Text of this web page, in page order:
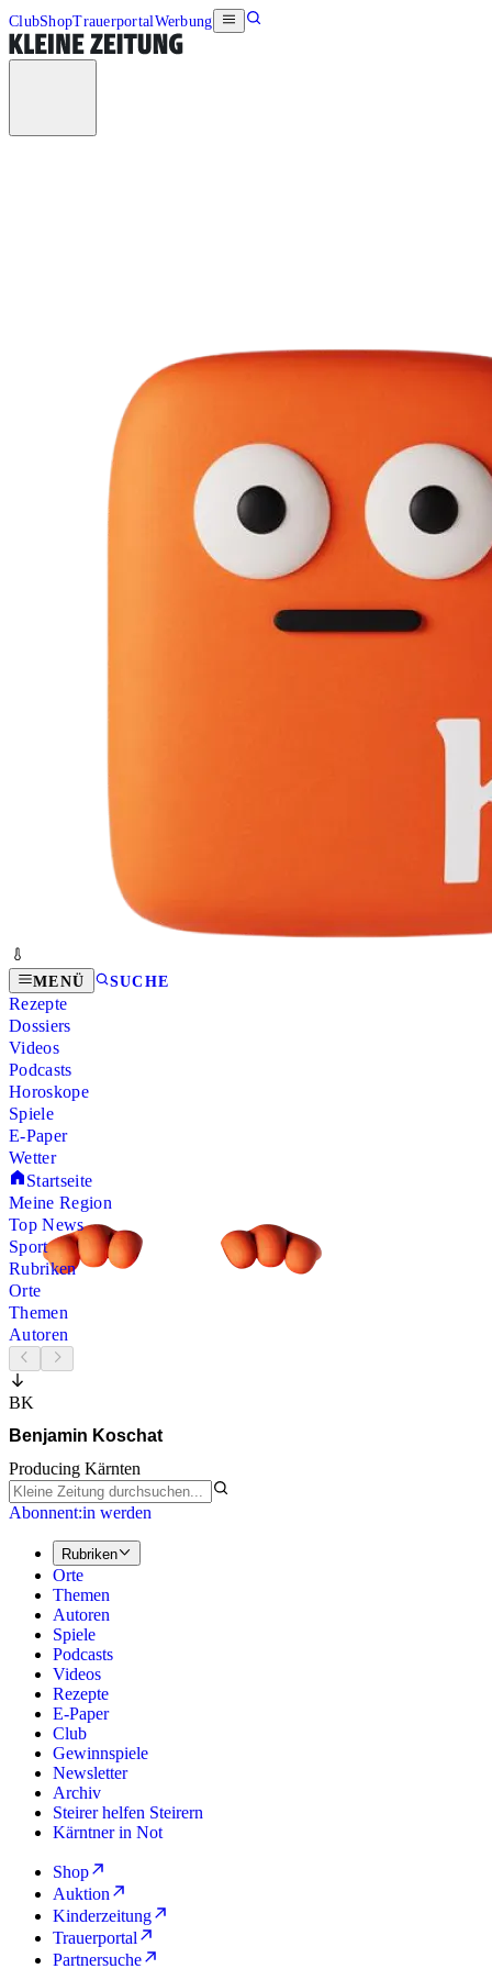
ClubShopTrauerportalWerbung
MENÜ SUCHE
Rezepte
Dossiers
Videos
Podcasts
Horoskope
Spiele
E-Paper
Wetter
Startseite
Meine Region
Top News
Sport
Rubriken
Orte
Themen
Autoren
BK
Benjamin Koschat
Producing Kärnten
Abonnent:in werden
Rubriken
Orte
Themen
Autoren
Spiele
Podcasts
Videos
Rezepte
E-Paper
Club
Gewinnspiele
Newsletter
Archiv
Steirer helfen Steirern
Kärntner in Not
Shop
Auktion
Kinderzeitung
Trauerportal
Partnersuche